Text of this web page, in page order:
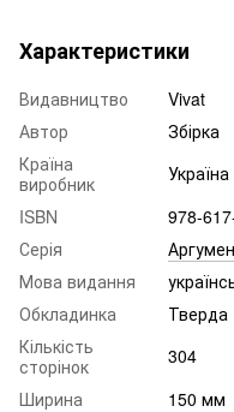
Характеристики
Видавництво
Vivat
Автор
Збірка
Країна
виробник
Україна
ISBN
978-
Серія
Мова видання
Обкладинка
Тверда
Кількість
сторінок
304
Ширина
150 мм